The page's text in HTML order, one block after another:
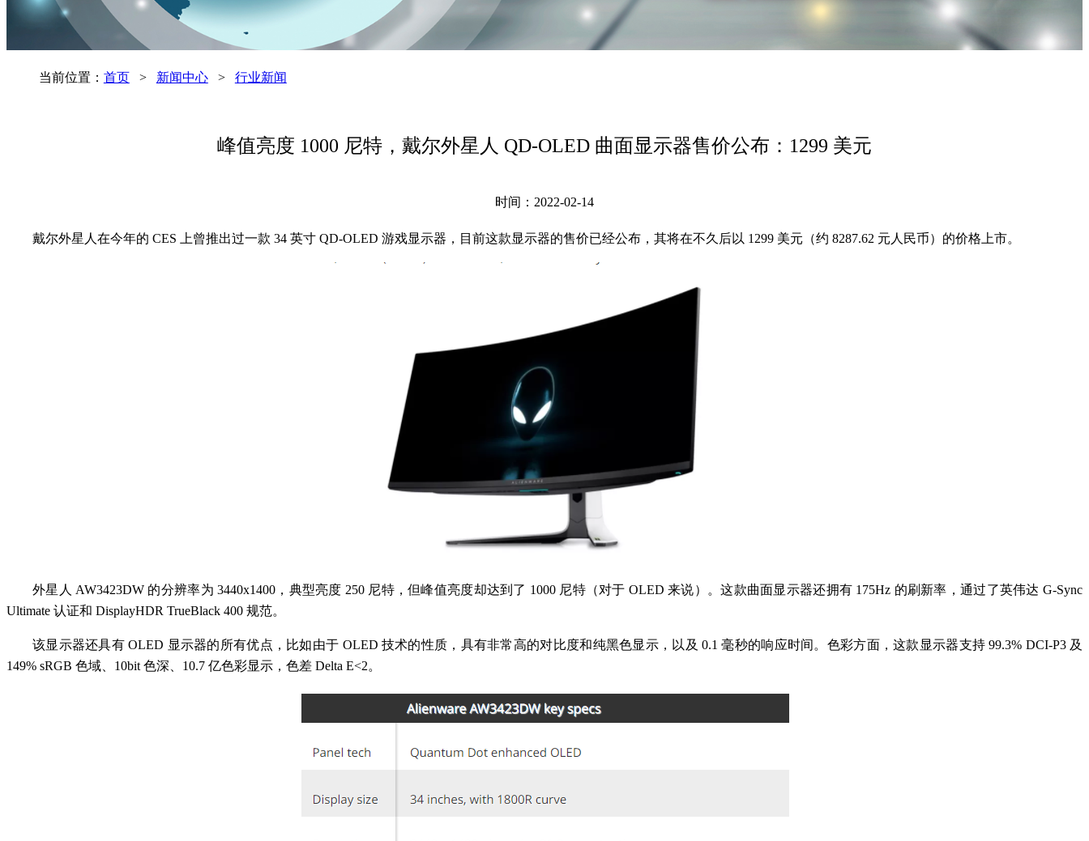
当前位置： 首页 > 新闻中心> 行业新闻
峰值亮度 1000 尼特，戴尔外星人 QD-OLED 曲面显示器售价公布：1299 美元
时间：2022-02-14
戴尔外星人在今年的 CES 上曾推出过一款 34 英寸 QD-OLED 游戏显示器，目前这款显示器的售价已经公布，其将在不久后以 1299 美元（约 8287.62 元人民币）的价格上市。
外星人 AW3423DW 的分辨率为 3440x1400，典型亮度 250 尼特，但峰值亮度却达到了 1000 尼特（对于 OLED 来说）。这款曲面显示器还拥有 175Hz 的刷新率，通过了英伟达 G-Sync
Ultimate 认证和 DisplayHDR TrueBlack 400 规范。
该显示器还具有 OLED 显示器的所有优点，比如由于 OLED 技术的性质，具有非常高的对比度和纯黑色显示，以及 0.1 毫秒的响应时间。色彩方面，这款显示器支持 99.3% DCI-P3 及
149% sRGB 色域、10bit 色深、10.7 亿色彩显示，色差 Delta E<2。